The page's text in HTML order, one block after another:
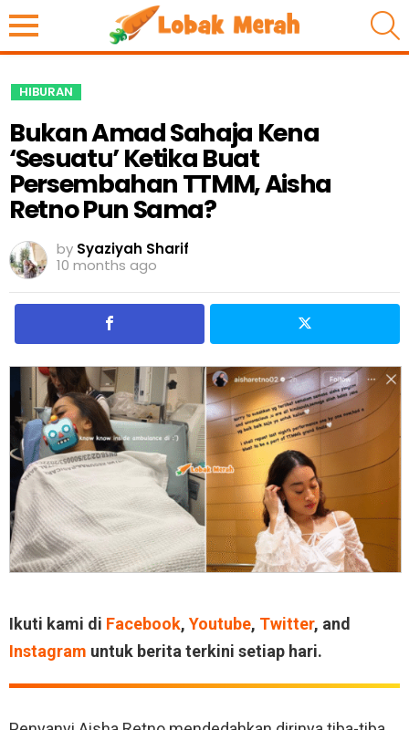
HIBURAN
Bukan Amad Sahaja Kena
‘Sesuatu’ Ketika Buat
Persembahan TTMM, Aisha
Retno Pun Sama?
by Syaziyah Sharif
10 months ago
Ikuti kami di Facebook, Youtube, Twitter, and
Instagram untuk berita terkini setiap hari.